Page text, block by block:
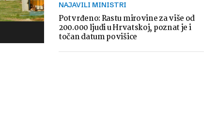
NAJAVILI MINISTRI
Potvrđeno: Rastu mirovine za više od
200.000 ljudi u Hrvatskoj, poznat je i
točan datum povišice